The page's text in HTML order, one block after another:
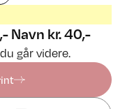
Navn kr. 40,-
går videre.